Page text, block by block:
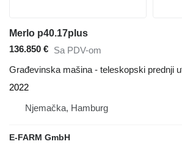
Merlo p40.17plus
136.850 € Sa PDV-om
Građevinska mašina - teleskopski prednji
2022
Njemačka, Hamburg
E-FARM GmbH